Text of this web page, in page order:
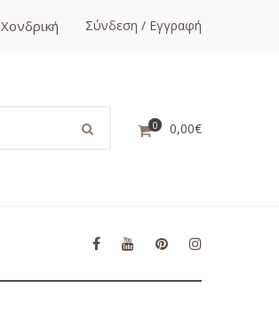
Χονδρική Σύνδεση / Εγγραφή
0 0,00€